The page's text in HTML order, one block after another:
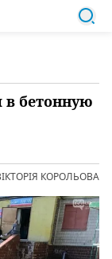
бетонную
КОРОЛЬОВА